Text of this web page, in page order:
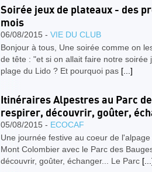
Soirée jeux de plateaux - des
mois
06/08/2015 - VIE DU CLUB
Bonjour à tous, Une soirée comme on
de tête : "et si on allait faire notre soirée
plage du Lido ? Et pourquoi pas [...]
Itinéraires Alpestres au Parc
respirer, découvrir, goûter,
05/08/2015 - ECOCAF
Une journée festive au coeur de
Mont Colombier avec le Parc des
découvrir, goûter, échanger... Le Parc